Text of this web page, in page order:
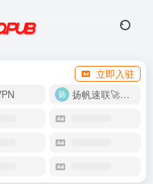
立即入驻
扬帆速联🚀很快